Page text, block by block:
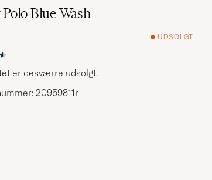
Blue Wash
UDSOLGT
er desværre udsolgt.
20959811r